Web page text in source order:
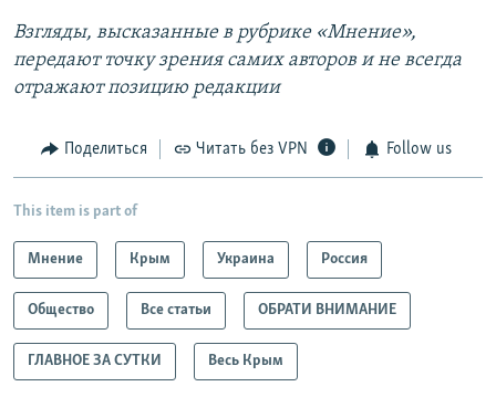
Взгляды, высказанные в рубрике «Мнение»,
передают точку зрения самих авторов и не всегда
отражают позицию редакции
Поделиться Читать без VPN Follow us
This item is part of
Мнение Крым Украина Россия
Общество Все статьи ОБРАТИ ВНИМАНИЕ
ГЛАВНОЕ ЗА СУТКИ Весь Крым